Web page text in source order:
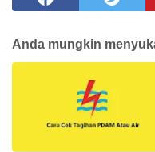
Anda mungkin